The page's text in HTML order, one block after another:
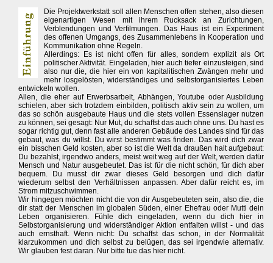
Die Projektwerkstatt soll allen Menschen offen stehen, also diesen
eigenartigen Wesen mit ihrem Rucksack an Zurichtungen,
Verblendungen und Verfilmungen. Das Haus ist ein Experiment
des offenen Umgangs, des Zusammenlebens in Kooperation und
Kommunikation ohne Regeln.
Allerdings: Es ist nicht offen für alles, sondern explizit als Ort
politischer Aktivität. Eingeladen, hier auch tiefer einzusteigen, sind
also nur die, die hier ein von kapitalitischen Zwängen mehr und
mehr losgelösten, widerständiges und selbstorganisiertes Leben
entwickeln wollen.
Allen, die eher auf Erwerbsarbeit, Abhängen, Youtube oder Ausbildung
schielen, aber sich trotzdem einbilden, politisch aktiv sein zu wollen, um
das so schön ausgebaute Haus und die stets vollen Essenslager nutzen
zu können, sei gesagt: Nur Mut, du schaffst das auch ohne uns. Du hast es
sogar richtig gut, denn fast alle anderen Gebäude des Landes sind für das
gebaut, was du willst. Du wirst bestimmt was finden. Das wird dich zwar
ein bisschen Geld kosten, aber so ist die Welt da draußen halt aufgebaut:
Du bezahlst, irgendwo anders, meist weit weg auf der Welt, werden dafür
Mensch und Natur ausgebeutet. Das ist für die nicht schön, für dich aber
bequem. Du musst dir zwar dieses Geld besorgen und dich dafür
wiederum selbst den Verhältnissen anpassen. Aber dafür reicht es, im
Strom mitzuschwimmen.
Wir hingegen möchten nicht die von dir Ausgebeuteten sein, also die, die
dir statt der Menschen im globalen Süden, einer Ehefrau oder Mutti dein
Leben organisieren. Fühle dich eingeladen, wenn du dich hier in
Selbstorganisierung und widerständiger Aktion entfalten willst - und das
auch ernsthaft. Wenn nicht: Du schaffst das schon, in der Normalität
klarzukommen und dich selbst zu belügen, das sei irgendwie alternativ.
Wir glauben fest daran. Nur bitte tue das hier nicht.